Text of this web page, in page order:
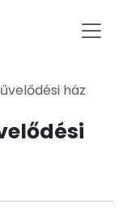
ház